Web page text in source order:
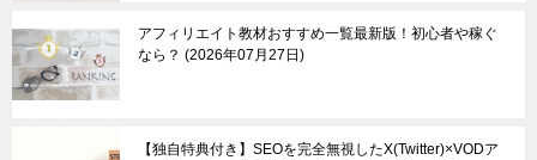
アフィリエイト教材おすすめ一覧最新版！初心者や稼ぐ
なら？
2026年07月27日
【独自特典付き】SEOを完全無視したX(Twitter)×VODア